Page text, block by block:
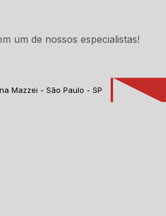
um de nossos especialistas!
Mazzei - São Paulo - SP